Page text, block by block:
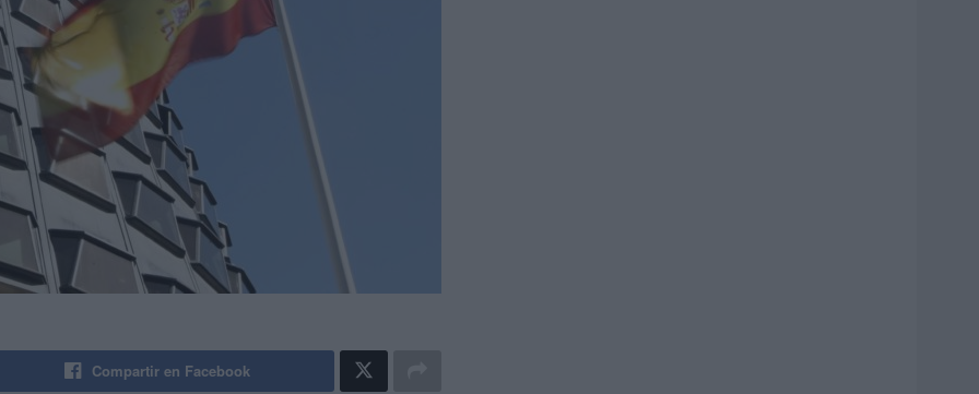
Compartir en Facebook